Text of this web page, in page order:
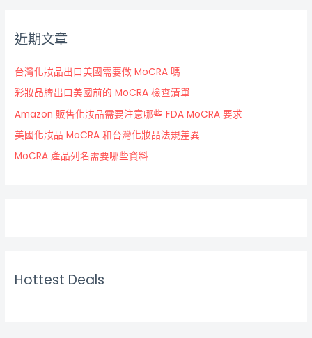
近期文章
台灣化妝品出口美國需要做 MoCRA 嗎
彩妝品牌出口美國前的 MoCRA 檢查清單
Amazon 販售化妝品需要注意哪些 FDA MoCRA 要求
美國化妝品 MoCRA 和台灣化妝品法規差異
MoCRA 產品列名需要哪些資料
Hottest Deals